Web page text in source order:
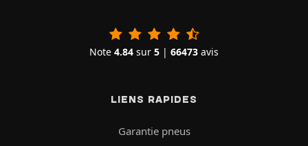
Note 4.84 sur 5 | 66473 avis
LIENS RAPIDES
Garantie pneus